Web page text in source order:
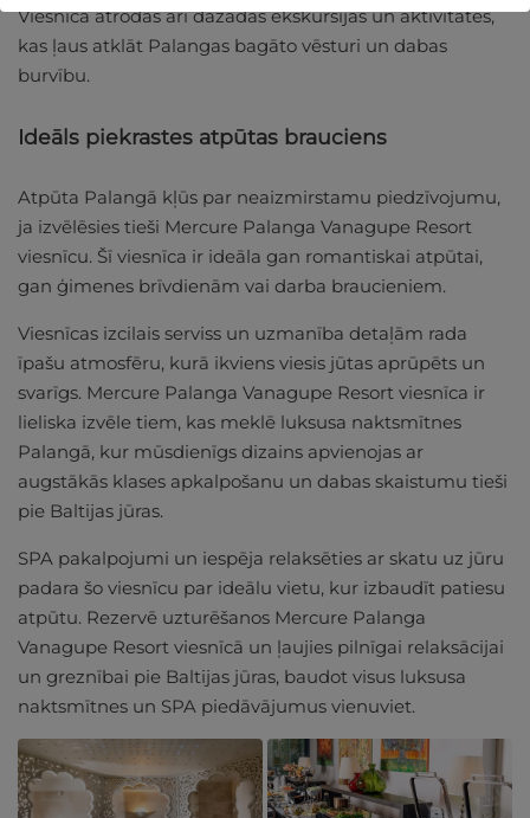
Viesnīcā atrodas arī dažādas ekskursijas un aktivitātes,
kas ļaus atklāt Palangas bagāto vēsturi un dabas
burvību.
Ideāls piekrastes atpūtas brauciens
Atpūta Palangā kļūs par neaizmirstamu piedzīvojumu,
ja izvēlēsies tieši Mercure Palanga Vanagupe Resort
viesnīcu. Šī viesnīca ir ideāla gan romantiskai atpūtai,
gan ģimenes brīvdienām vai darba braucieniem.
Viesnīcas izcilais serviss un uzmanība detaļām rada
īpašu atmosfēru, kurā ikviens viesis jūtas aprūpēts un
svarīgs. Mercure Palanga Vanagupe Resort viesnīca ir
lieliska izvēle tiem, kas meklē luksusa naktsmītnes
Palangā, kur mūsdienīgs dizains apvienojas ar
augstākās klases apkalpošanu un dabas skaistumu tieši
pie Baltijas jūras.
SPA pakalpojumi un iespēja relaksēties ar skatu uz jūru
padara šo viesnīcu par ideālu vietu, kur izbaudīt patiesu
atpūtu. Rezervē uzturēšanos Mercure Palanga
Vanagupe Resort viesnīcā un ļaujies pilnīgai relaksācijai
un greznībai pie Baltijas jūras, baudot visus luksusa
naktsmītnes un SPA piedāvājumus vienuviet.